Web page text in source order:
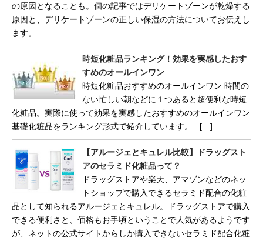
の原因となることも。個の記事ではデリケートゾーンが乾燥する
原因と、デリケートゾーンの正しい保湿の方法についてお伝えし
ます。
時短化粧品ランキング！効果を実感したおす
すめのオールインワン
時短化粧品おすすめのオールインワン 時間の
ない忙しい朝などに１つあると超便利な時短
化粧品。実際に使って効果を実感したおすすめのオールインワン
基礎化粧品をランキング形式で紹介しています。 […]
【アルージェとキュレル比較】ドラッグスト
アのセラミド化粧品って？
ドラッグストアや楽天、アマゾンなどのネッ
トショップで購入できるセラミド配合の化粧
品として知られるアルージェとキュレル。ドラッグストアで購入
できる便利さと、価格もお手頃ということで人気があるようです
が、ネットの公式サイトからしか購入できないセラミド配合化粧